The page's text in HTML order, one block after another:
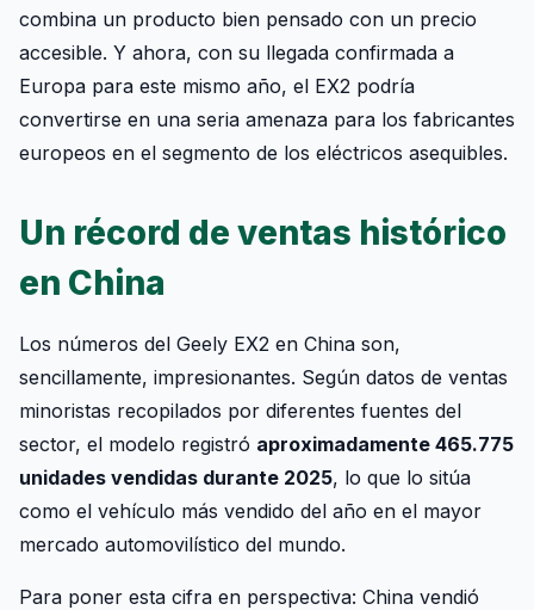
combina un producto bien pensado con un precio
accesible. Y ahora, con su llegada confirmada a
Europa para este mismo año, el EX2 podría
convertirse en una seria amenaza para los fabricantes
europeos en el segmento de los eléctricos asequibles.
Un récord de ventas histórico
en China
Los números del Geely EX2 en China son,
sencillamente, impresionantes. Según datos de ventas
minoristas recopilados por diferentes fuentes del
sector, el modelo registró aproximadamente 465.775
unidades vendidas durante 2025, lo que lo sitúa
como el vehículo más vendido del año en el mayor
mercado automovilístico del mundo.
Para poner esta cifra en perspectiva: China vendió